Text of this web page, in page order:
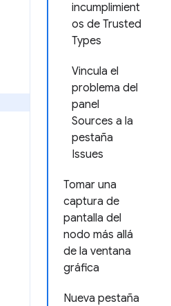
incumplimient
os de Trusted
Types
Vincula el
problema del
panel
Sources a la
pestaña
Issues
Tomar una
captura de
pantalla del
nodo más allá
de la ventana
gráfica
Nueva pestaña